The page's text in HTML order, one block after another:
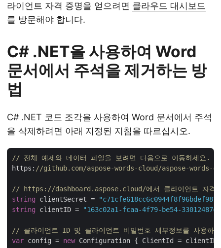
라이언트 자격 증명을 얻으려면 클라우드 대시보드
를 방문해야 합니다.
C# .NET을 사용하여 Word
문서에서 주석을 제거하는 방
법
C# .NET 코드 조각을 사용하여 Word 문서에서 주석
을 삭제하려면 아래 지정된 지침을 따르십시오.
// 전체 예제와 데이터 파일을 보려면 다음으로 이동하세요.
https: //github.com/aspose-words-cloud/aspose-words-
// https://dashboard.aspose.cloud/에서 클라이언트 자격
string clientSecret =
string clientID = "163c02a1-fcaa-4f79-be54-
// 클라이언트 ID 및 클라이언트 비밀번호 세부정보를 사용하
var config = new